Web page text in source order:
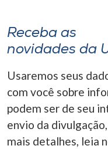
Selecione
o idioma
Receba as
novidades da
Usaremos seus
com você sobre
podem ser de seu
envio da
mais detalhes, leia